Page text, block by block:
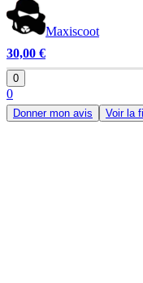
Maxiscoot
30,00 €
0
0
Donner mon avis Voir la